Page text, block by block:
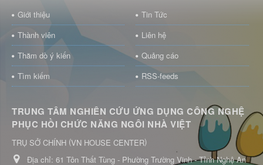
Giới thiệu
Tin Tức
Thành viên
Liên hệ
Thăm dò ý kiến
Quảng cáo
Tìm kiếm
RSS-feeds
TRUNG TÂM NGHIÊN CỨU ỨNG DỤNG CÔNG NGHỆ
PHỤC HỒI CHỨC NĂNG NGÔI NHÀ VIỆT
TRỤ SỞ CHÍNH (VN HOUSE CENTER)
Địa chỉ: 61 Tôn Thất Tùng - Phường Trường Vinh - Tỉnh Nghệ An